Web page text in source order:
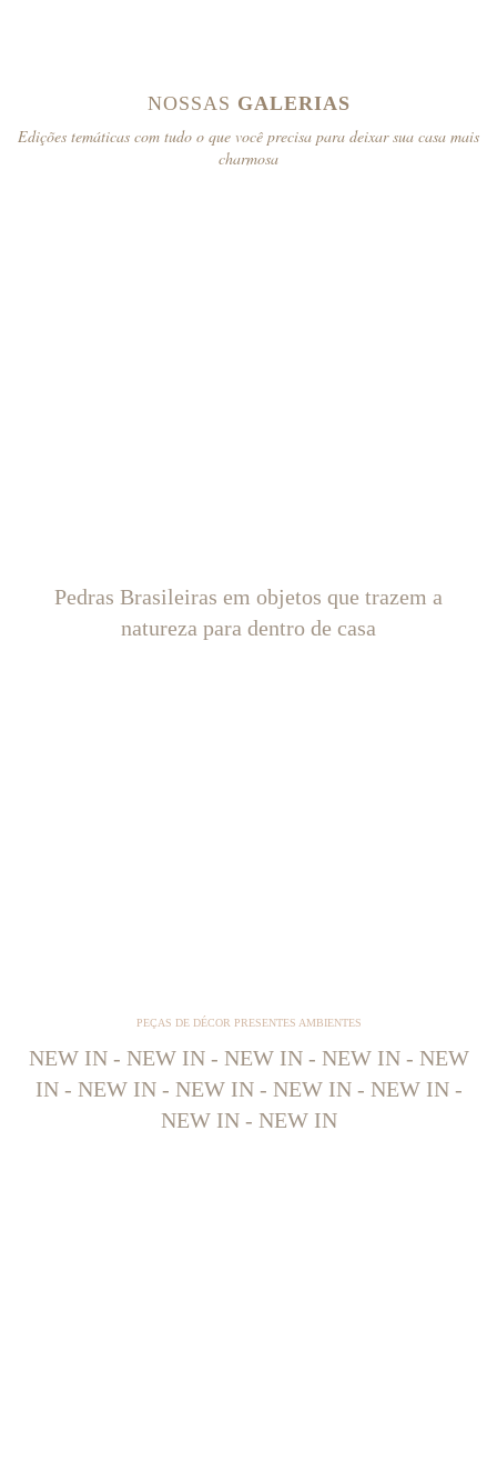
NOSSAS GALERIAS
Edições temáticas com tudo o que você precisa para deixar sua casa mais
charmosa
Pedras Brasileiras em objetos que trazem a
natureza para dentro de casa
PEÇAS DE DÉCOR PRESENTES AMBIENTES
NEW IN - NEW IN - NEW IN - NEW IN - NEW
IN - NEW IN - NEW IN - NEW IN - NEW IN -
NEW IN - NEW IN